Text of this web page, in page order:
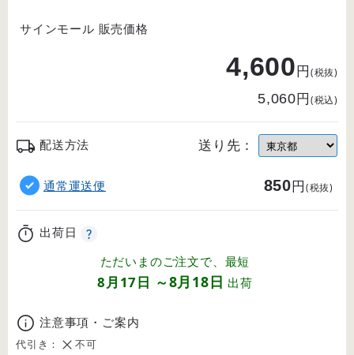
サインモール 販売価格
4,600円(税抜)
5,060円(税込)
配送方法 送り先：
通常運送便 850円(税抜)
出荷日
ただいまのご注文で、最短
8月17日 ～8月18日 出荷
注意事項・ご案内
代引き：
不可